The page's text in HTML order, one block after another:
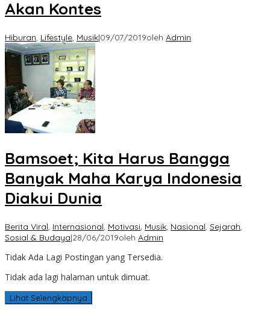
Akan Kontes
Hiburan, Lifestyle, Musik|09/07/2019oleh Admin
Bamsoet; Kita Harus Bangga
Banyak Maha Karya Indonesia
Diakui Dunia
Berita Viral, Internasional, Motivasi, Musik, Nasional, Sejarah,
Sosial & Budaya|28/06/2019oleh Admin
Tidak Ada Lagi Postingan yang Tersedia.
Tidak ada lagi halaman untuk dimuat.
Lihat Selengkapnya